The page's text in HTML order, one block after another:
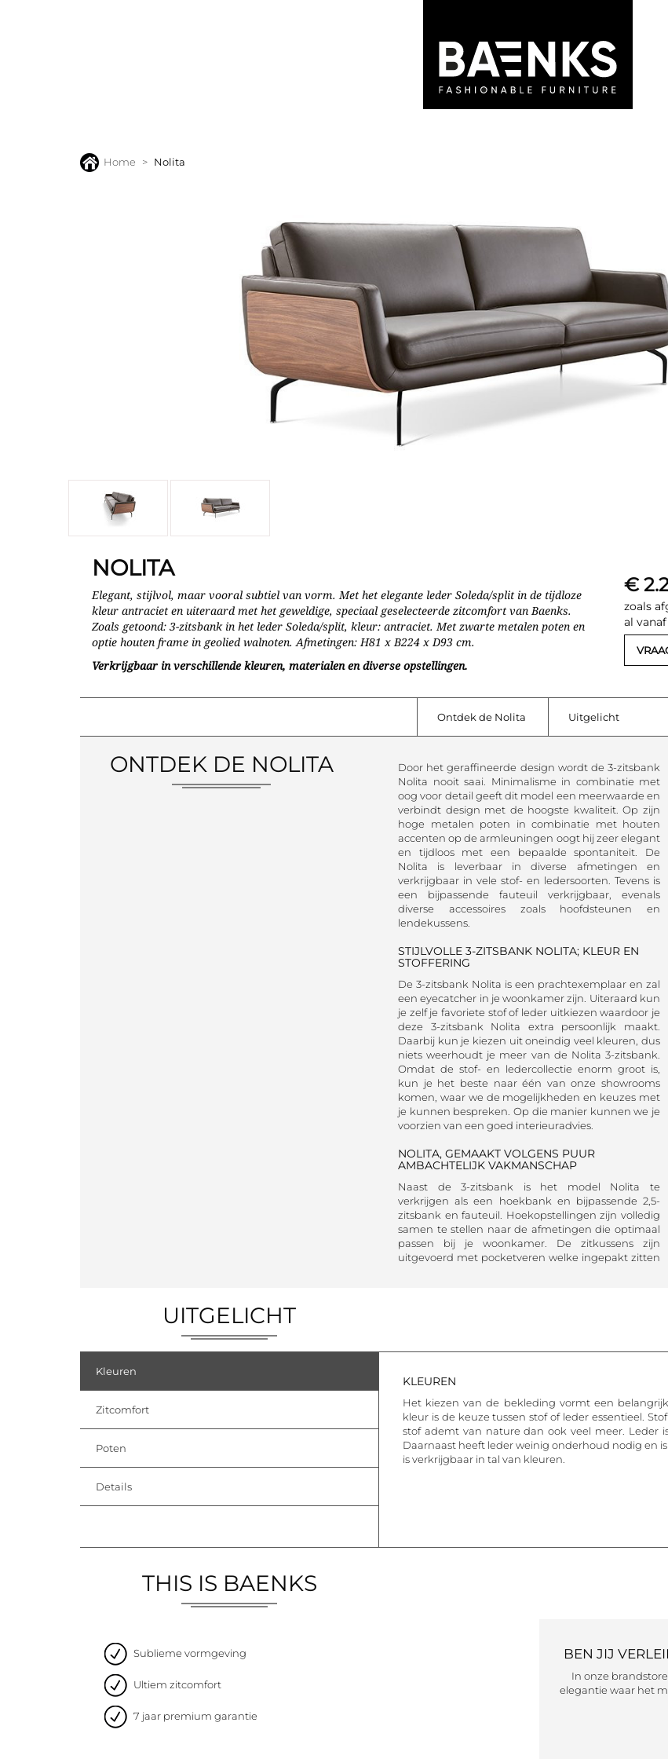
Home Nolita
NOLITA
Elegant, stijlvol, maar vooral subtiel van vorm. Met het elegante leder Soleda/split in de tijdloze
kleur antraciet en uiteraard met het geweldige, speciaal geselecteerde zitcomfort van Baenks.
Zoals getoond: 3-zitsbank in het leder Soleda/split, kleur: antraciet. Met zwarte metalen poten en
optie houten frame in geolied walnoten. Afmetingen: H81 x B224 x D93 cm.
Verkrijgbaar in verschillende kleuren, materialen en diverse opstellingen.
€
zoals
al
Ontdek de Nolita Uitgelicht
ONTDEK DE NOLITA
Door het geraffineerde design wordt de 3-zitsbank
Nolita nooit saai. Minimalisme in combinatie met
oog voor detail geeft dit model een meerwaarde en
verbindt design met de hoogste kwaliteit. Op zijn
hoge metalen poten in combinatie met houten
accenten op de armleuningen oogt hij zeer elegant
en tijdloos met een bepaalde spontaniteit. De
Nolita is leverbaar in diverse afmetingen en
verkrijgbaar in vele stof- en ledersoorten. Tevens is
een bijpassende fauteuil verkrijgbaar, evenals
diverse accessoires zoals hoofdsteunen en
lendekussens.
STIJLVOLLE 3-ZITSBANK NOLITA; KLEUR EN
STOFFERING
De 3-zitsbank Nolita is een prachtexemplaar en zal
een eyecatcher in je woonkamer zijn. Uiteraard kun
je zelf je favoriete stof of leder uitkiezen waardoor je
deze 3-zitsbank Nolita extra persoonlijk maakt.
Daarbij kun je kiezen uit oneindig veel kleuren, dus
niets weerhoudt je meer van de Nolita 3-zitsbank.
Omdat de stof- en ledercollectie enorm groot is,
kun je het beste naar één van onze showrooms
komen, waar we de mogelijkheden en keuzes met
je kunnen bespreken. Op die manier kunnen we je
voorzien van een goed interieuradvies.
NOLITA, GEMAAKT VOLGENS PUUR
AMBACHTELIJK VAKMANSCHAP
Naast de 3-zitsbank is het model Nolita te
verkrijgen als een hoekbank en bijpassende 2,5-
zitsbank en fauteuil. Hoekopstellingen zijn volledig
samen te stellen naar de afmetingen die optimaal
passen bij je woonkamer. De zitkussens zijn
uitgevoerd met pocketveren welke ingepakt zitten
UITGELICHT
Kleuren
Zitcomfort
Poten
Details
KLEUREN
Het kiezen van de bekleding vormt een
kleur is de keuze tussen stof of leder essentieel.
stof ademt van nature dan ook veel meer. Leder
Daarnaast heeft leder weinig onderhoud nodig en
is verkrijgbaar in tal van kleuren.
THIS IS BAENKS
Sublieme vormgeving
Ultiem zitcomfort
7 jaar premium garantie
BEN JIJ
In onze
elegantie waar het